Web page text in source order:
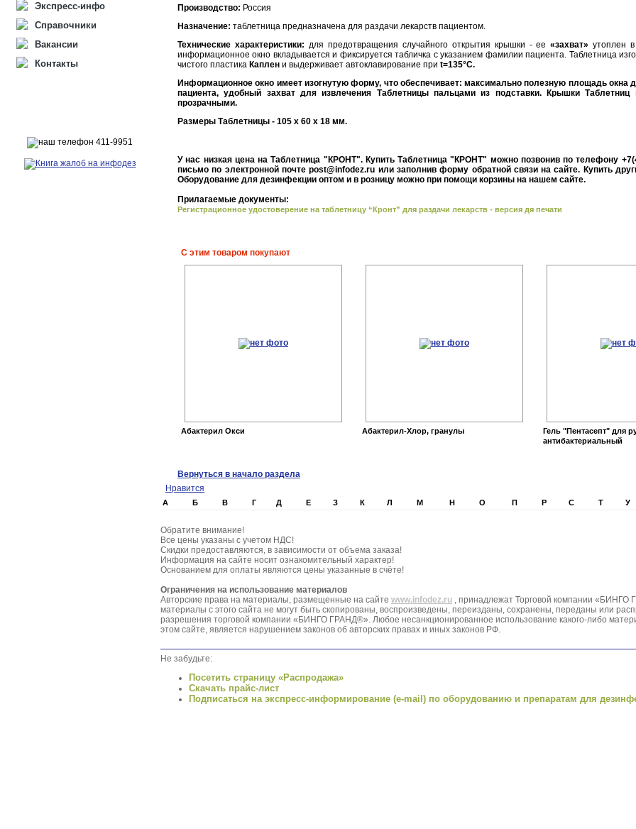
Экспресс-инфо
Справочники
Вакансии
Контакты
Производство: Россия
Назначение: таблетница предназначена для раздачи лекарств пациентом.
Технические характеристики: для предотвращения случайного открытия крышки - ее«захват» утоплен
информационное окно вкладывается и фиксируется табличка с указанием фамилии пациента. Таблетница
чистого пластика Каплен и выдерживает автоклавирование при t=135°С.
Информационное окно имеет изогнутую форму, что обеспечивает: максимально полезную площадь окна
пациента, yдобный захват для извлечения Таблетницы пальцами из подставки. Крышки Таблетниц
прозрачными.
Размеры Таблетницы - 105 х 60 х 18 мм.
У нас низкая цена на Таблетница "КРОНТ". Купить Таблетница "КРОНТ" можно позвонив по телефону
письмо по электронной почте post@infodez.ru или заполнив форму обратной связи на сайте. Купить
Оборудование для дезинфекции оптом и в розницу можно при помощи корзины на нашем сайте.
Прилагаемые документы:
Регистрационное удостоверение на таблетницу “Кронт” для раздачи лекарств - версия дя печати
С этим товаром покупают
Абактерил Окси Абактерил-Хлор, гранулы
Гель "Пентасепт" для
антибактериальный
Вернуться в начало раздела
Нравится
А Б В Г Д Е З К Л М Н О П Р С Т У
Обратите внимание!
Все цены указаны с учетом НДС!
Скидки предоставляются, в зависимости от объема заказа!
Информация на сайте носит ознакомительный характер!
Основанием для оплаты являются цены указанные в счёте!
Ограничения на использование материалов
Авторские права на материалы, размещенные на сайте www.infodez.ru , принадлежат Торговой компании «БИНГО
материалы с этого сайта не могут быть скопированы, воспроизведены, переизданы, сохранены, переданы или
разрешения торговой компании «БИНГО ГРАНД®». Любое несанкционированное использование какого-либо
этом сайте, является нарушением законов об авторских правах и иных законов РФ.
Не забудьте:
Посетить страницу «Распродажа»
Скачать прайс-лист
Подписаться на экспресс-информирование (e-mail) по оборудованию и препаратам для